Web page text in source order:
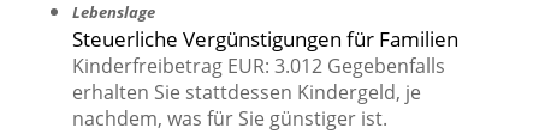
Lebenslage
Steuerliche Vergünstigungen für Familien
Kinderfreibetrag EUR: 3.012 Gegebenfalls
erhalten Sie stattdessen Kindergeld, je
nachdem, was für Sie günstiger ist.